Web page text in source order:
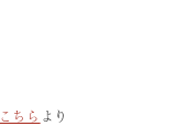
こちら より